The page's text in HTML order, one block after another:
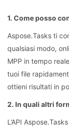
1. Come posso
Aspose.Tasks ti
qualsiasi modo,
MPP in tempo
tuoi file
ottieni risultati in
2. In quali altri
L’API